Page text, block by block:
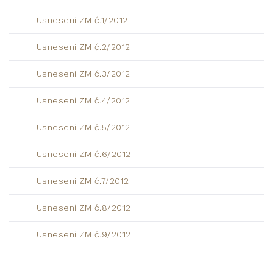
Usnesení ZM č.1/2012
Usnesení ZM č.2/2012
Usnesení ZM č.3/2012
Usnesení ZM č.4/2012
Usnesení ZM č.5/2012
Usnesení ZM č.6/2012
Usnesení ZM č.7/2012
Usnesení ZM č.8/2012
Usnesení ZM č.9/2012